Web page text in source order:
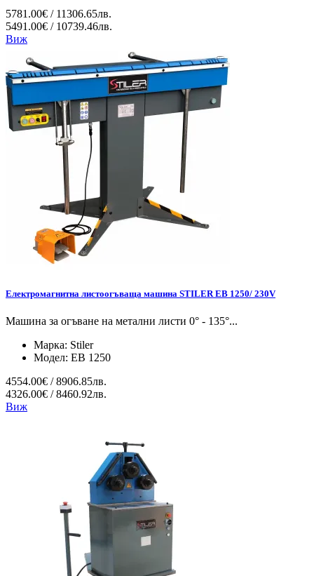
5781.00€ / 11306.65лв.
5491.00€ / 10739.46лв.
Виж
Електромагнитна листоогъваща машина STILER EB 1250/ 230V
Машина за огъване на метални листи 0° - 135°...
Марка: Stiler
Модел: EB 1250
4554.00€ / 8906.85лв.
4326.00€ / 8460.92лв.
Виж